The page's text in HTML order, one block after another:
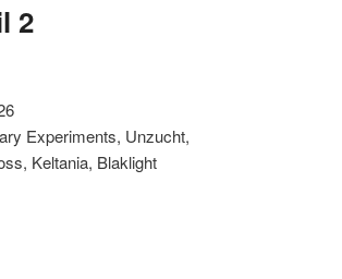
2
Experiments, Unzucht,
Keltania, Blaklight